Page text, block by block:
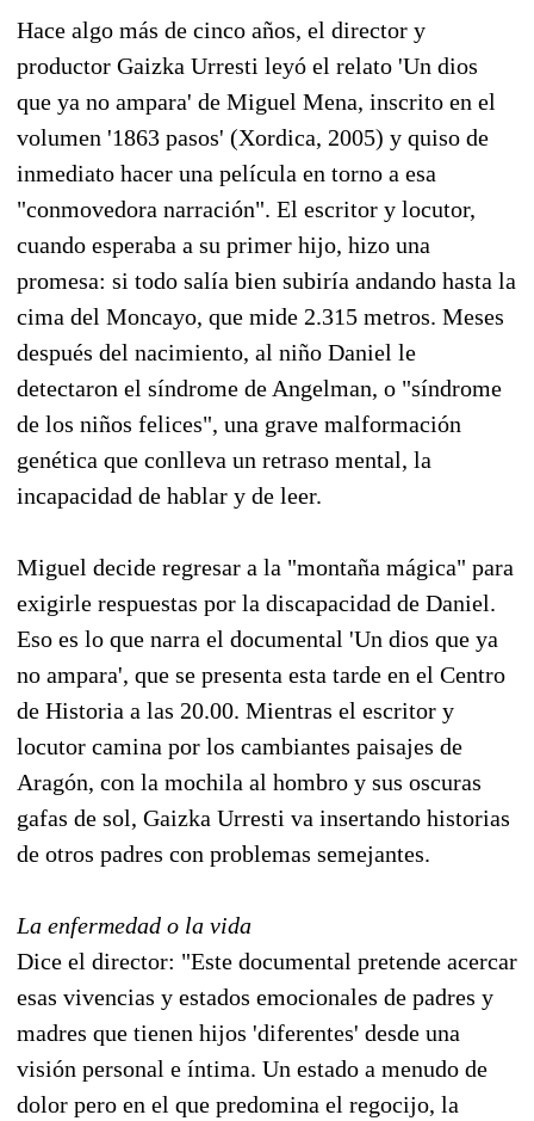
Hace algo más de cinco años, el director y
productor Gaizka Urresti leyó el relato 'Un dios
que ya no ampara' de Miguel Mena, inscrito en el
volumen '1863 pasos' (Xordica, 2005) y quiso de
inmediato hacer una película en torno a esa
"conmovedora narración". El escritor y locutor,
cuando esperaba a su primer hijo, hizo una
promesa: si todo salía bien subiría andando hasta la
cima del Moncayo, que mide 2.315 metros. Meses
después del nacimiento, al niño Daniel le
detectaron el síndrome de Angelman, o "síndrome
de los niños felices", una grave malformación
genética que conlleva un retraso mental, la
incapacidad de hablar y de leer.
Miguel decide regresar a la "montaña mágica" para
exigirle respuestas por la discapacidad de Daniel.
Eso es lo que narra el documental 'Un dios que ya
no ampara', que se presenta esta tarde en el Centro
de Historia a las 20.00. Mientras el escritor y
locutor camina por los cambiantes paisajes de
Aragón, con la mochila al hombro y sus oscuras
gafas de sol, Gaizka Urresti va insertando historias
de otros padres con problemas semejantes.
La enfermedad o la vida
Dice el director: "Este documental pretende acercar
esas vivencias y estados emocionales de padres y
madres que tienen hijos 'diferentes' desde una
visión personal e íntima. Un estado a menudo de
dolor pero en el que predomina el regocijo, la